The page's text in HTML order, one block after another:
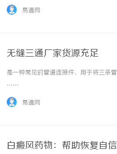
白点出现的频率和持续时间会因个体差
易通网
无缝三通厂家货源充足
是一种常见的管道连接件，用于将三条
……
易通网
白癜风药物：帮助恢复自